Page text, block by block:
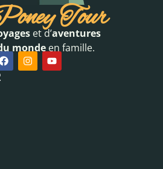
Tour
et d’aventures
monde en famille.